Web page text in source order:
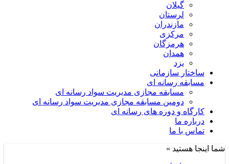
گیلان
لرستان
مازندران
مرکزی
هرمزگان
همدان
یزد
ساختار سازمانی
مسابقه رسانه ای
مسابقه مجازی مدیریت سواد رسانه ای
دومین مسابقه مجازی مدیریت سواد رسانه ای
کارگاه و دوره های رسانه ای
درباره ما
تماس با ما
شما اینجا هستید »